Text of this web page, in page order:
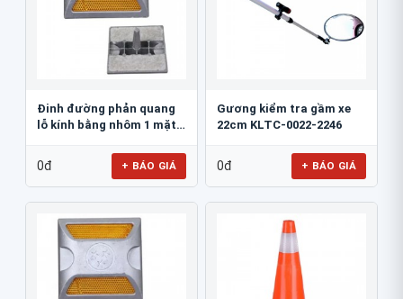
Đinh đường phản quang
lỗ kính bằng nhôm 1 mặt
0đ + BÁO GIÁ
Gương kiểm tra gầm xe
22cm KLTC-0022-2246
0đ + BÁO GIÁ